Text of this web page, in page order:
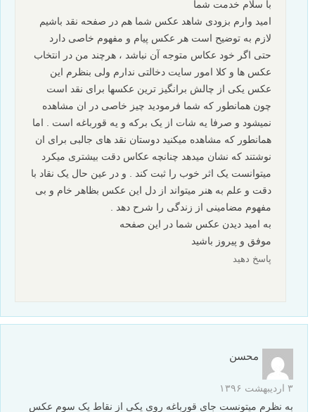
با سلام خدمت شما
امید وارم بزودی شاهد عکس شما هم در صفحه نقد باشیم
لازم به توضیح است هر عکس پیام و مفهوم خاصی دارد
حتی اگر خود عکاس متوجه آن نباشد ، هرچند من در انتخاب
عکس ها و کلا امور سایت دخالتی ندارم ولی بنظرم این
عکس یکی از چالش برانگیز ترین عکسها برای نقد است
چون همانطور که شما فرمودید چیز خاصی در ان مشاهده
نمیشود و صرفا یه شات از یک برکه و یه قورباغه است . اما
همانطور که مشاهده میکنید دوستان نقد های جالبی برای ان
نوشتند که نشان میدهد چنانچه عکاس دقت بیشتری میکرد
میتوانست یک اثر خوب را ثبت کند . و در عین حال یک نقاد با
دقت و علم به هنر میتواند از دل این عکس بظاهر خام و بی
مفهوم مضامینی​ از زندگی را شرح دهد .
به امید دیدن عکس شما در این صفحه
موفق و پیروز باشید
پاسخ دهید
محسن
۳ اردیبهشت ۱۳۹۶
به نظرم میتونست جای قورباغه روی یکی از نقاط یک سوم عکس